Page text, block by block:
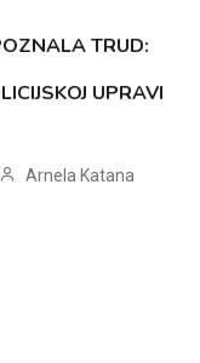
TRUD:
UPRAVI
Arnela Katana